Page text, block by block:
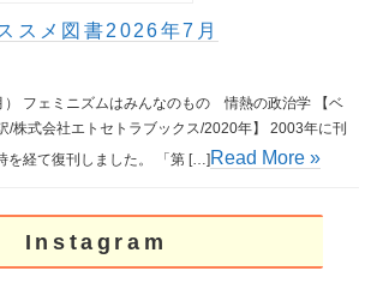
スメ図書2026年7月
） フェミニズムはみんなのもの 情熱の政治学 【ベ
/株式会社エトセトラブックス/2020年】 2003年に刊
を経て復刊しました。 「第 […]Read More »
Instagram